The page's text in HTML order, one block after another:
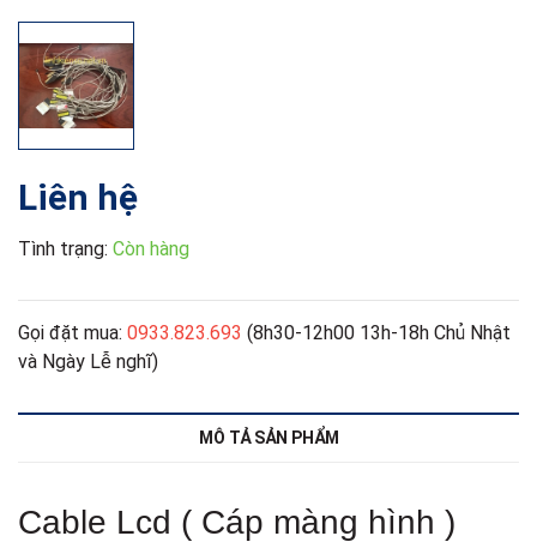
Liên hệ
Tình trạng: Còn hàng
Gọi đặt mua: 0933.823.693 (8h30-12h00 13h-18h Chủ Nhật
và Ngày Lễ nghĩ)
MÔ TẢ SẢN PHẨM
Cable Lcd ( Cáp màng hình )